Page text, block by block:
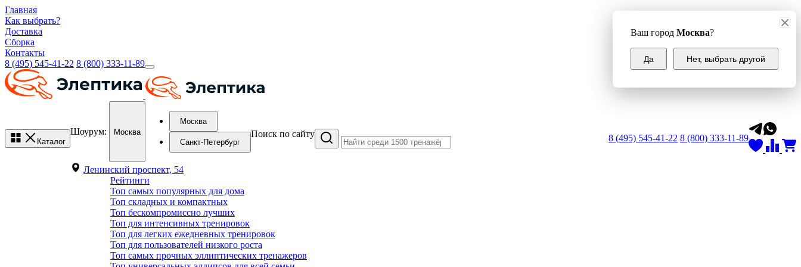
Ваш город Москва?
Да Нет, выбрать другой
Главная
Как выбрать?
Доставка
Сборка
Контакты
8 (495) 545-41-22 8 (800) 333-11-89
Каталог
Шоурум: Москва
Москва
Санкт-Петербург
Ленинский проспект, 54
Поиск по сайту 8 (495) 545-41-22 8 (800) 333-11-89
Рейтинги
Топ самых популярных для дома
Топ складных и компактных
Топ бескомпромиссно лучших
Топ для интенсивных тренировок
Топ для легких ежедневных тренировок
Топ для пользователей низкого роста
Топ самых прочных эллиптических тренажеров